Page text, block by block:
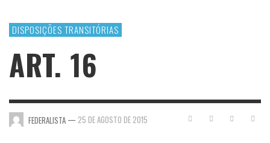
DISPOSIÇÕES TRANSITÓRIAS
ART. 16
FEDERALISTA — 25 DE AGOSTO DE 2015